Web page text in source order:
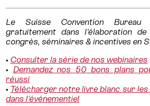
Le Suisse Convention Bureau
gratuitement dans l'élaboration
congrès, séminaires & incentives en
• Consulter la série de nos webinaires
• Demandez nos 50 bons plans
réussi
• Télécharger notre livre blanc sur
dans l'événementiel